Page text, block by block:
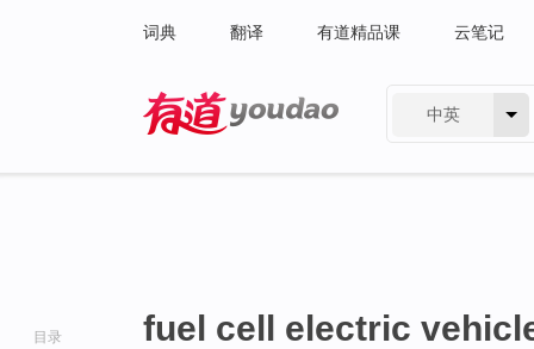
词典 翻译 有道精品课 云笔记
中英
目录 fuel cell electric